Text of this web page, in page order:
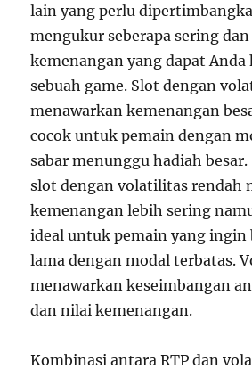
lain yang perlu
mengukur seberapa sering dan
kemenangan yang dapat Anda
sebuah game. Slot dengan
menawarkan kemenangan
cocok untuk pemain dengan
sabar menunggu hadiah
slot dengan volatilitas rendah
kemenangan lebih sering
ideal untuk pemain yang ingin
lama dengan modal terbatas.
menawarkan keseimbangan
dan nilai kemenangan.
Kombinasi antara RTP dan